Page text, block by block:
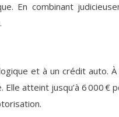
En combinant
et à un crédit auto. À
atteint jusqu’à 6 000 €